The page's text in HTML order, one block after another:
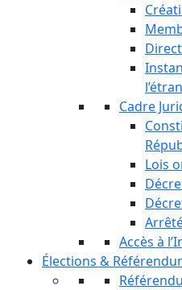
Cadre
Lois
Accès à
Élections &